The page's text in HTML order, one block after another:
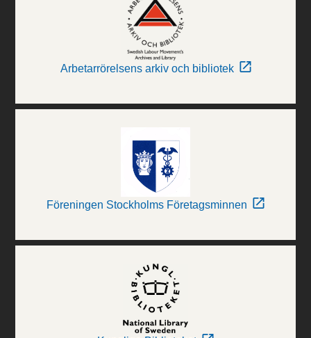
Arbetarrörelsens arkiv och bibliotek
Föreningen Stockholms Företagsminnen